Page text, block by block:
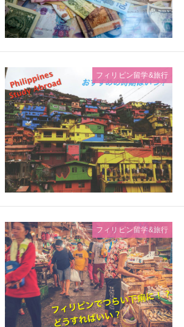
フィリピン留学&旅行
フィリピン留学&旅行